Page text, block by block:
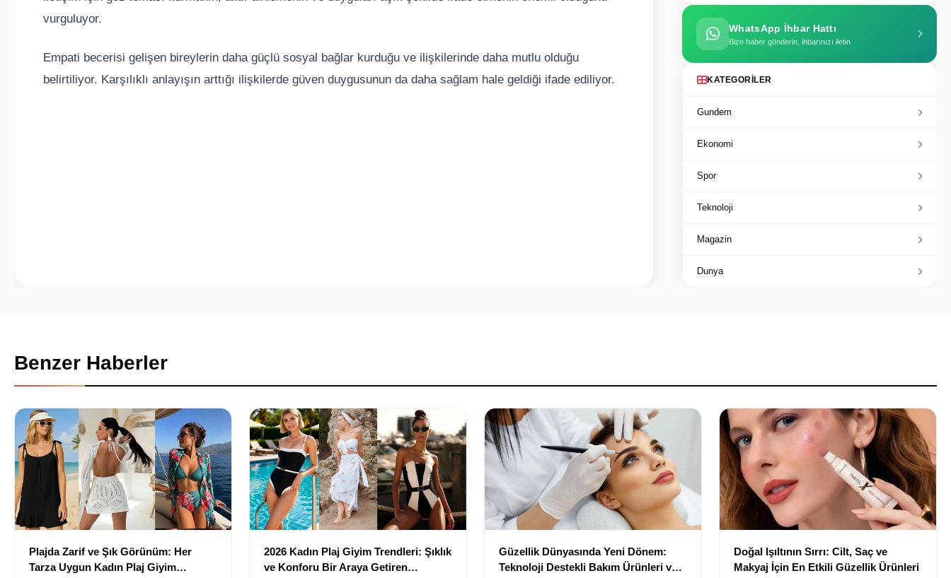
vurguluyor.
Empati becerisi gelişen bireylerin daha güçlü sosyal bağlar kurduğu ve ilişkilerinde daha mutlu olduğu
belirtiliyor. Karşılıklı anlayışın arttığı ilişkilerde güven duygusunun da daha sağlam hale geldiği ifade ediliyor.
WhatsApp İhbar Hattı
Bize haber gönderin, ihbarınızı iletin
KATEGORILER
Gundem
Ekonomi
Spor
Teknoloji
Magazin
Dunya
Benzer Haberler
Plajda Zarif ve Şık Görünüm: Her
Tarza Uygun Kadın Plaj Giyim
2026 Kadın Plaj Giyim Trendleri: Şıklık
ve Konforu Bir Araya Getiren
Güzellik Dünyasında Yeni Dönem:
Teknoloji Destekli Bakım Ürünleri ve
Doğal Işıltının Sırrı: Cilt, Saç ve
Makyaj İçin En Etkili Güzellik Ürünleri